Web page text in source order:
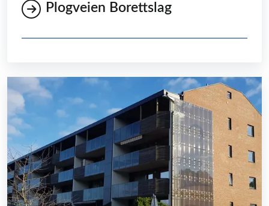
Plogveien Borettslag